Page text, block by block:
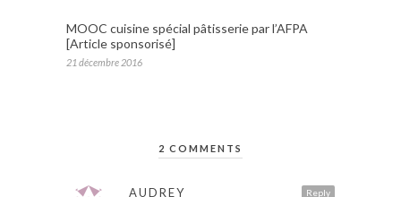
MOOC cuisine spécial pâtisserie par l’AFPA
[Article sponsorisé]
21 décembre 2016
2 COMMENTS
Reply
AUDREY